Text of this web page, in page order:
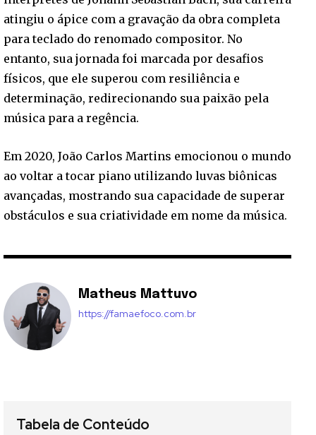
atingiu o ápice com a gravação da obra completa
para teclado do renomado compositor. No
entanto, sua jornada foi marcada por desafios
físicos, que ele superou com resiliência e
determinação, redirecionando sua paixão pela
música para a regência.
Em 2020, João Carlos Martins emocionou o mundo
ao voltar a tocar piano utilizando luvas biônicas
avançadas, mostrando sua capacidade de superar
obstáculos e sua criatividade em nome da música.
Matheus Mattuvo
https://famaefoco.com.br
Tabela de Conteúdo